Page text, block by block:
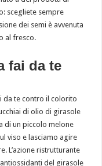
scegliete sempre
dei semi è avvenuta
al fresco.
fai da te
da te contro il colorito
di olio di girasole
di un piccolo melone
viso e lasciamo agire
L’azione ristrutturante
del girasole